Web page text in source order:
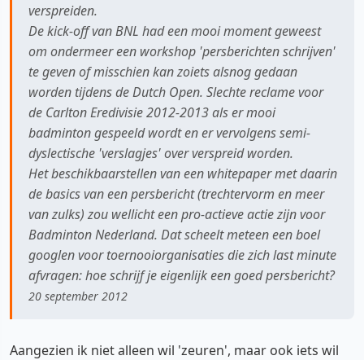
verspreiden.
De kick-off van BNL had een mooi moment geweest
om ondermeer een workshop 'persberichten schrijven'
te geven of misschien kan zoiets alsnog gedaan
worden tijdens de Dutch Open. Slechte reclame voor
de Carlton Eredivisie 2012-2013 als er mooi
badminton gespeeld wordt en er vervolgens semi-
dyslectische 'verslagjes' over verspreid worden.
Het beschikbaarstellen van een whitepaper met daarin
de basics van een persbericht (trechtervorm en meer
van zulks) zou wellicht een pro-actieve actie zijn voor
Badminton Nederland. Dat scheelt meteen een boel
googlen voor toernooiorganisaties die zich last minute
afvragen: hoe schrijf je eigenlijk een goed persbericht?
20 september 2012
Aangezien ik niet alleen wil 'zeuren', maar ook iets wil